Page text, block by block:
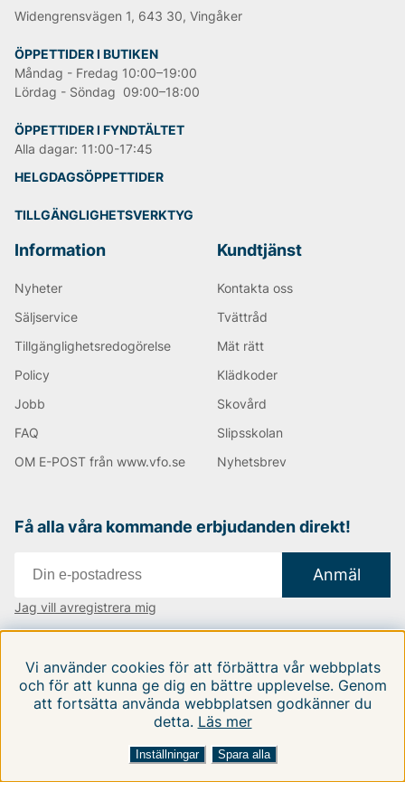
Något NN07 verkligen lyckats med, som de fått god
respons för, är den perfekta passformen på sina
herrchinos. Vanligtvis designas klassiska chinos med
kostymbyxan som förebild, NN07 väljer dock att
designa sina chinos utifrån ett par vanliga jeans.
Därefter blev chinosen en mer avslappnad
vardagsbyxa som bara blir skönare med tiden.
Andra populära varumärken:
Tiger of Sweden
Björn Borg
Replay
Widengrensvägen 1, 643 30, Vingåker
ÖPPETTIDER I BUTIKEN
Måndag - Fredag 10:00–19:00
Lördag - Söndag 09:00–18:00
ÖPPETTIDER I FYNDTÄLTET
Alla dagar: 11:00-17:45
HELGDAGSÖPPETTIDER
TILLGÄNGLIGHETSVERKTYG
Information
Nyheter
Säljservice
Tillgänglighetsredogörelse
Policy
Jobb
FAQ
OM E-POST från www.vfo.se
Kundtjänst
Kontakta oss
Tvättråd
Mät rätt
Klädkoder
Skovård
Slipsskolan
Nyhetsbrev
Få alla våra kommande erbjudanden direkt!
Anmäl
Jag vill avregistrera mig
Följ oss på våra sociala medier
Vi använder cookies för att förbättra vår webbplats
och för att kunna ge dig en bättre upplevelse. Genom
att fortsätta använda webbplatsen godkänner du
detta. Läs mer
Inställningar Spara alla